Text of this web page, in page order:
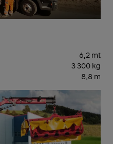
6,2 mt
3 300 kg
8,8 m